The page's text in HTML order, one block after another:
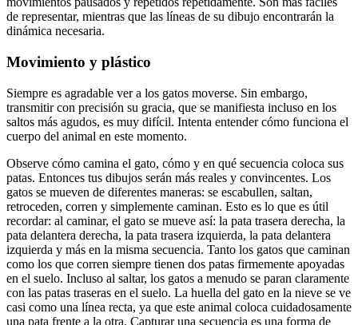
de representar, mientras que las líneas de su dibujo encontrarán la
dinámica necesaria.
Movimiento y plástico
Siempre es agradable ver a los gatos moverse. Sin embargo,
transmitir con precisión su gracia, que se manifiesta incluso en los
saltos más agudos, es muy difícil. Intenta entender cómo funciona el
cuerpo del animal en este momento.
Observe cómo camina el gato, cómo y en qué secuencia coloca sus
patas. Entonces tus dibujos serán más reales y convincentes. Los
gatos se mueven de diferentes maneras: se escabullen, saltan,
retroceden, corren y simplemente caminan. Esto es lo que es útil
recordar: al caminar, el gato se mueve así: la pata trasera derecha, la
pata delantera derecha, la pata trasera izquierda, la pata delantera
izquierda y más en la misma secuencia. Tanto los gatos que caminan
como los que corren siempre tienen dos patas firmemente apoyadas
en el suelo. Incluso al saltar, los gatos a menudo se paran claramente
con las patas traseras en el suelo. La huella del gato en la nieve se ve
casi como una línea recta, ya que este animal coloca cuidadosamente
una pata frente a la otra. Capturar una secuencia es una forma de